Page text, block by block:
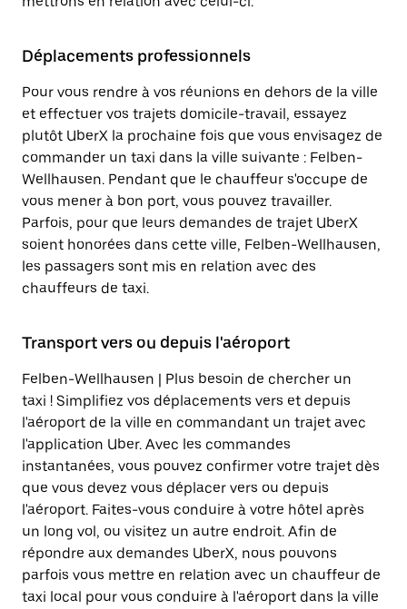
Déplacements professionnels
Pour vous rendre à vos réunions en dehors de la ville
et effectuer vos trajets domicile-travail, essayez
plutôt UberX la prochaine fois que vous envisagez de
commander un taxi dans la ville suivante : Felben-
Wellhausen. Pendant que le chauffeur s'occupe de
vous mener à bon port, vous pouvez travailler.
Parfois, pour que leurs demandes de trajet UberX
soient honorées dans cette ville, Felben-Wellhausen,
les passagers sont mis en relation avec des
chauffeurs de taxi.
Transport vers ou depuis l'aéroport
Felben-Wellhausen | Plus besoin de chercher un
taxi ! Simplifiez vos déplacements vers et depuis
l'aéroport de la ville en commandant un trajet avec
l'application Uber. Avec les commandes
instantanées, vous pouvez confirmer votre trajet dès
que vous devez vous déplacer vers ou depuis
l'aéroport. Faites-vous conduire à votre hôtel après
un long vol, ou visitez un autre endroit. Afin de
répondre aux demandes UberX, nous pouvons
parfois vous mettre en relation avec un chauffeur de
taxi local pour vous conduire à l'aéroport dans la ville